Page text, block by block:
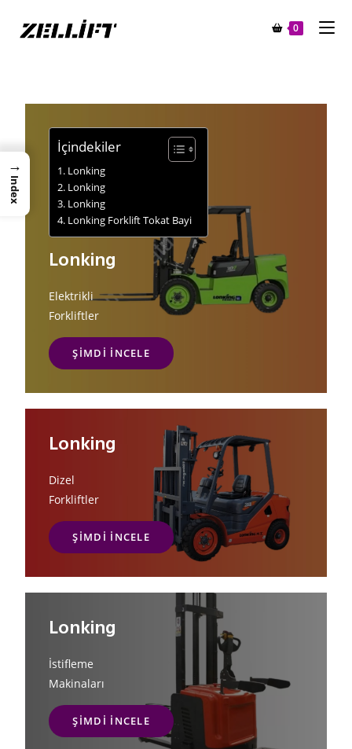
0
İçindekiler
Lonking
Lonking
Lonking
Lonking Forklift Tokat Bayi
Lonking
Elektrikli
Forkliftler
ŞIMDI İNCELE
Lonking
Dizel
Forkliftler
ŞIMDI INCELE
Lonking
İstifleme
Makinaları
ŞIMDI İNCELE
→
Index